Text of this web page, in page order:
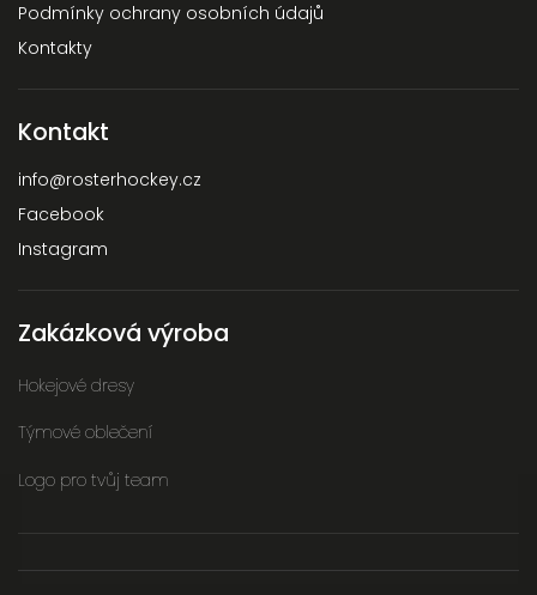
Podmínky ochrany osobních údajů
Kontakty
Kontakt
info@rosterhockey.cz
Facebook
Instagram
Zakázková výroba
Hokejové dresy
Týmové oblečení
Logo pro tvůj team